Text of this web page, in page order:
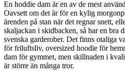
En hoddie dam är en av de mest
Oavsett om det är för en kylig
ärenden på stan när det regnar snett,
skaljackan i skidbacken, så har en bra
svenska garderober. Det finns otaliga
för friluftsliv, oversized hoodie för
dam för gymmet, men skillnaden i
är större än många tror.